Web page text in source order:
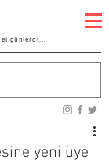
günlerdi...
yeni üye